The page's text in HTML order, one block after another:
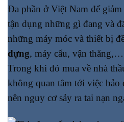
Đa phần ở Việt Nam để
tận dụng những gì đang và
những máy móc và thiết bị
dựng, máy cẩu, vận
Trong khi đó mua về nhà
không quan tâm tới việc bảo
nên nguy cơ sảy ra tai nạn